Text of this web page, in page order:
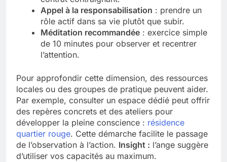
Appel à la responsabilisation : prendre un
rôle actif dans sa vie plutôt que subir.
Méditation recommandée : exercice simple
de 10 minutes pour observer et recentrer
l’attention.
Pour approfondir cette dimension, des ressources
locales ou des groupes de pratique peuvent aider.
Par exemple, consulter un espace dédié peut offrir
des repères concrets et des ateliers pour
développer la pleine conscience : résidence
quartier rouge. Cette démarche facilite le passage
de l’observation à l’action. Insight : l’ange suggère
d’utiliser vos capacités au maximum.